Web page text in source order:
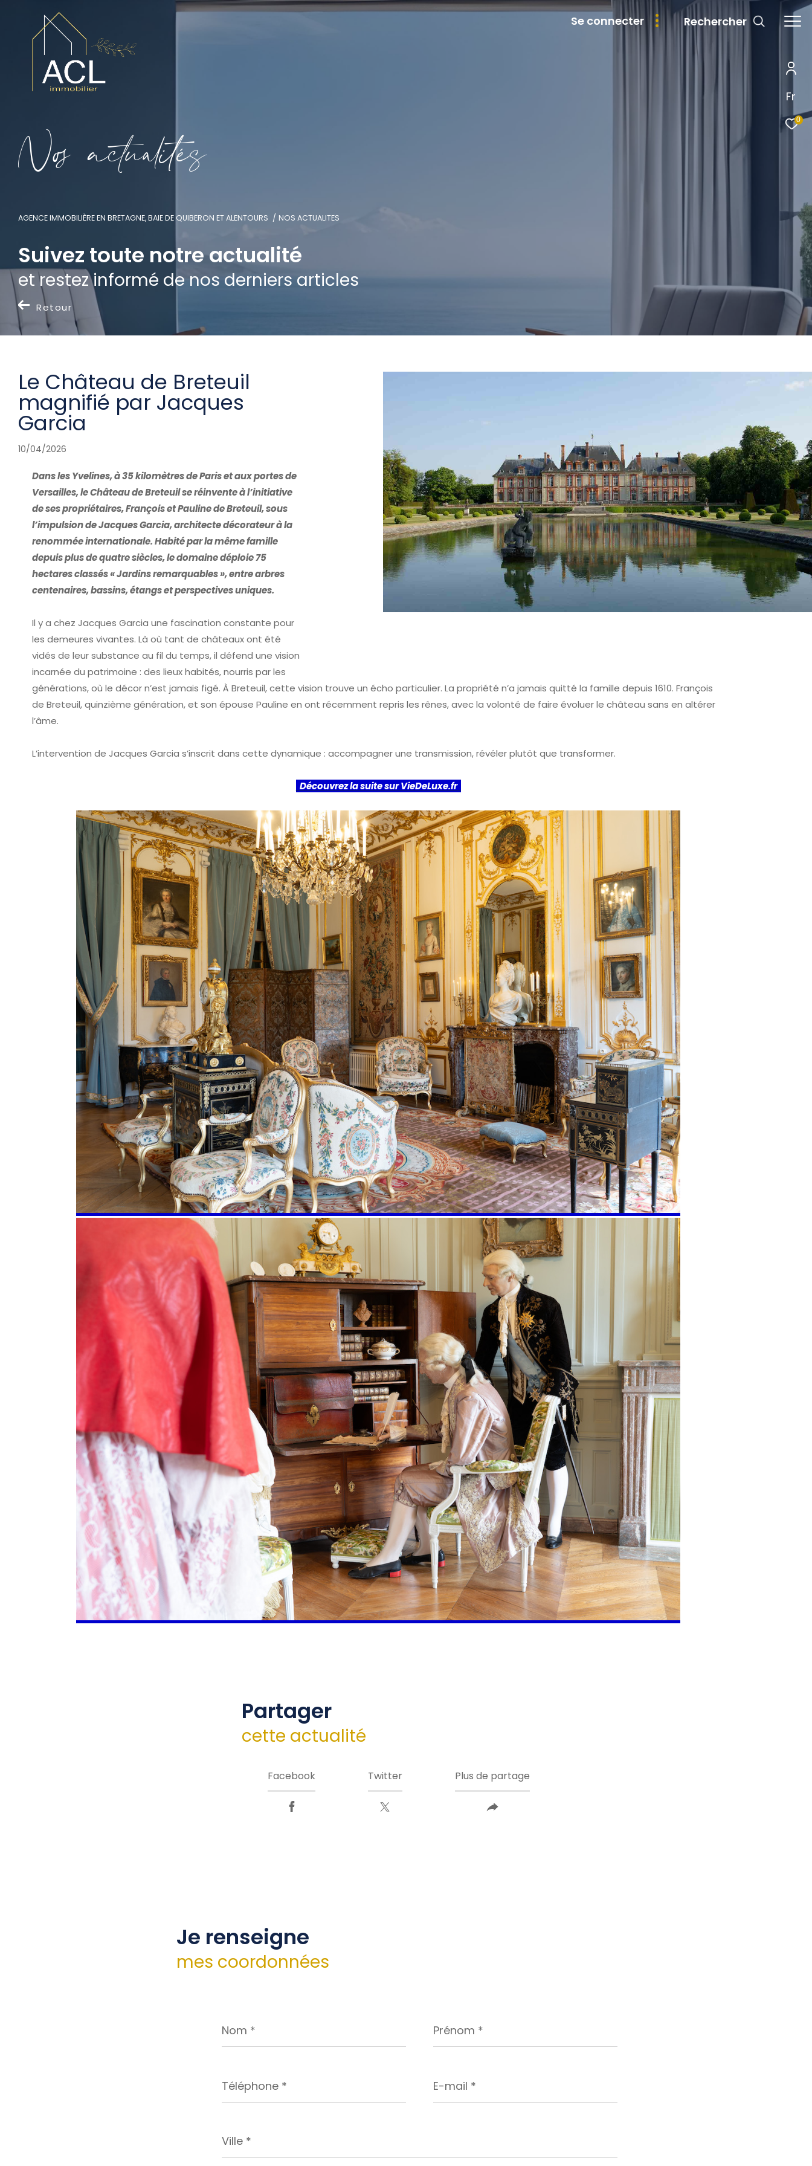
Fr
0
se connecter Rechercher
No actuaiés
AGENCE IMMOBILIÈRE EN BRETAGNE, BAIE DE QUIBERON ET ALENTOURS NOS ACTUALITES
Suivez toute notre actualité
et restez informé de nos derniers articles
Retour
Le Château de Breteuil
magnifié par Jacques
Garcia
10/04/2026
Dans les Yvelines, à 35 kilomètres de Paris et aux portes de
Versailles, le Château de Breteuil se réinvente à l’initiative
de ses propriétaires, François et Pauline de Breteuil, sous
l’impulsion de Jacques Garcia, architecte décorateur à la
renommée internationale. Habité par la même famille
depuis plus de quatre siècles, le domaine déploie 75
hectares classés « Jardins remarquables », entre arbres
centenaires, bassins, étangs et perspectives uniques.
Il y a chez Jacques Garcia une fascination constante pour
les demeures vivantes. Là où tant de châteaux ont été
vidés de leur substance au fil du temps, il défend une vision
incarnée du patrimoine : des lieux habités, nourris par les
générations, où le décor n’est jamais figé. À Breteuil, cette vision trouve un écho particulier. La propriété n’a jamais quitté la famille depuis 1610. François
de Breteuil, quinzième génération, et son épouse Pauline en ont récemment repris les rênes, avec la volonté de faire évoluer le château sans en altérer
l’âme.
L’intervention de Jacques Garcia s’inscrit dans cette dynamique : accompagner une transmission, révéler plutôt que transformer.
Découvrez la suite sur VieDeLuxe.fr
Partager
cette actualité
Facebook Twitter Plus de partage
Je renseigne
mes coordonnées
* *
* mail
*
*